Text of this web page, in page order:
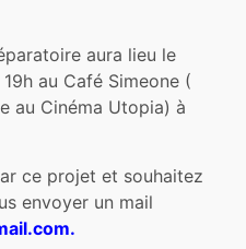
aura lieu le
au Café Simeone (
au Cinéma Utopia) à
ce projet et souhaitez
envoyer un mail